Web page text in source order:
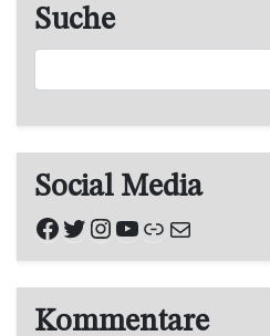
Suche
Social Media
Facebook
Twitter
Instagram
YouTube
Link
E-Mail
Kommentare